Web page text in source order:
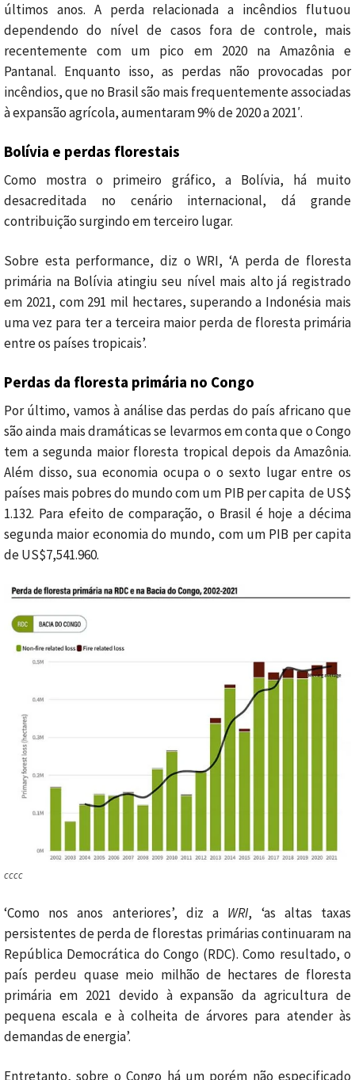
últimos anos. A perda relacionada a incêndios flutuou
dependendo do nível de casos fora de controle, mais
recentemente com um pico em 2020 na Amazônia e
Pantanal. Enquanto isso, as perdas não provocadas por
incêndios, que no Brasil são mais frequentemente associadas
à expansão agrícola, aumentaram 9% de 2020 a 2021′.
Bolívia e perdas florestais
Como mostra o primeiro gráfico, a Bolívia, há muito
desacreditada no cenário internacional, dá grande
contribuição surgindo em terceiro lugar.
Sobre esta performance, diz o WRI, ‘A perda de floresta
primária na Bolívia atingiu seu nível mais alto já registrado
em 2021, com 291 mil hectares, superando a Indonésia mais
uma vez para ter a terceira maior perda de floresta primária
entre os países tropicais’.
Perdas da floresta primária no Congo
Por último, vamos à análise das perdas do país africano que
são ainda mais dramáticas se levarmos em conta que o Congo
tem a segunda maior floresta tropical depois da Amazônia.
Além disso, sua economia ocupa o o sexto lugar entre os
países mais pobres do mundo com um PIB per capita de US$
1.132. Para efeito de comparação, o Brasil é hoje a décima
segunda maior economia do mundo, com um PIB per capita
de US$7,541.960.
cccc
‘Como nos anos anteriores’, diz a WRI, ‘as altas taxas
persistentes de perda de florestas primárias continuaram na
República Democrática do Congo (RDC). Como resultado, o
país perdeu quase meio milhão de hectares de floresta
primária em 2021 devido à expansão da agricultura de
pequena escala e à colheita de árvores para atender às
demandas de energia’.
Entretanto, sobre o Congo há um porém não especificado